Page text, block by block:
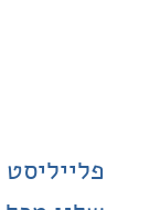
של כל